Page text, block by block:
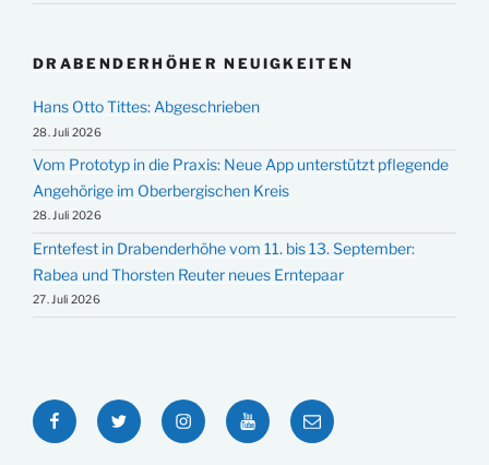
DRABENDERHÖHER NEUIGKEITEN
Hans Otto Tittes: Abgeschrieben
28. Juli 2026
Vom Prototyp in die Praxis: Neue App unterstützt pflegende
Angehörige im Oberbergischen Kreis
28. Juli 2026
Erntefest in Drabenderhöhe vom 11. bis 13. September:
Rabea und Thorsten Reuter neues Erntepaar
27. Juli 2026
FacebookTwitter InstagramYouTubeE-
Mail